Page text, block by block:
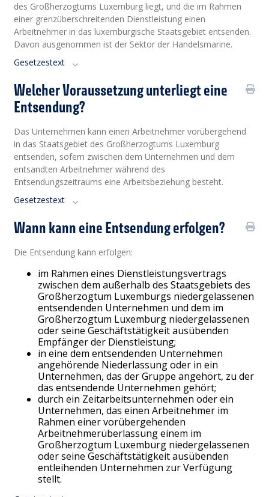
des Großherzogtums Luxemburg liegt, und die im Rahmen
einer grenzüberschreitenden Dienstleistung einen
Arbeitnehmer in das luxemburgische Staatsgebiet entsenden.
Davon ausgenommen ist der Sektor der Handelsmarine.
Gesetzestext
Welcher Voraussetzung unterliegt eine
Entsendung?
Das Unternehmen kann einen Arbeitnehmer vorübergehend
in das Staatsgebiet des Großherzogtums Luxemburg
entsenden, sofern zwischen dem Unternehmen und dem
entsandten Arbeitnehmer während des
Entsendungszeitraums eine Arbeitsbeziehung besteht.
Gesetzestext
Wann kann eine Entsendung erfolgen?
Die Entsendung kann erfolgen:
im Rahmen eines Dienstleistungsvertrags
zwischen dem außerhalb des Staatsgebiets des
Großherzogtum Luxemburgs niedergelassenen
entsendenden Unternehmen und dem im
Großherzogtum Luxemburg niedergelassenen
oder seine Geschäftstätigkeit ausübenden
Empfänger der Dienstleistung;
in eine dem entsendenden Unternehmen
angehörende Niederlassung oder in ein
Unternehmen, das der Gruppe angehört, zu der
das entsendende Unternehmen gehört;
durch ein Zeitarbeitsunternehmen oder ein
Unternehmen, das einen Arbeitnehmer im
Rahmen einer vorübergehenden
Arbeitnehmerüberlassung einem im
Großherzogtum Luxemburg niedergelassenen
oder seine Geschäftstätigkeit ausübenden
entleihenden Unternehmen zur Verfügung
stellt.